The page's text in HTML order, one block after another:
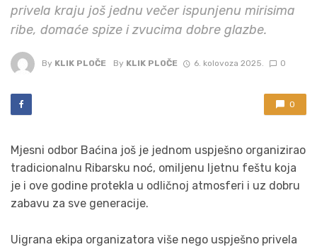
privela kraju još jednu večer ispunjenu mirisima
ribe, domaće spize i zvucima dobre glazbe.
By KLIK PLOČE By KLIK PLOČE 6. kolovoza 2025. 0
0
Mjesni odbor Baćina još je jednom uspješno organizirao
tradicionalnu Ribarsku noć, omiljenu ljetnu feštu koja
je i ove godine protekla u odličnoj atmosferi i uz dobru
zabavu za sve generacije.
Uigrana ekipa organizatora više nego uspješno privela